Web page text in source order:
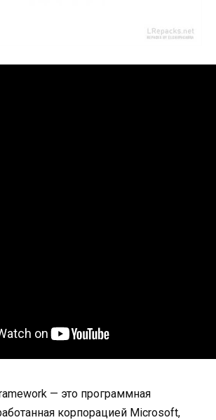
— это программная
корпорацией Microsoft,